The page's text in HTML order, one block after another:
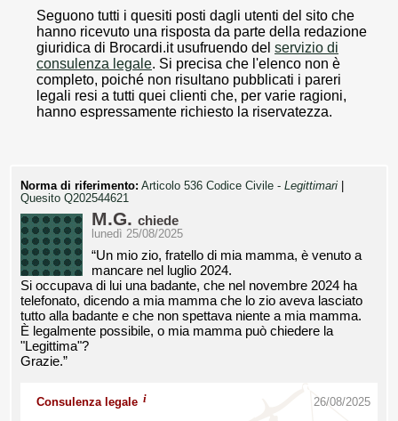
Seguono tutti i quesiti posti dagli utenti del sito che
hanno ricevuto una risposta da parte della redazione
giuridica di Brocardi.it usufruendo del servizio di
consulenza legale. Si precisa che l'elenco non è
completo, poiché non risultano pubblicati i pareri
legali resi a tutti quei clienti che, per varie ragioni,
hanno espressamente richiesto la riservatezza.
Norma di riferimento: Articolo 536 Codice Civile - Legittimari
Quesito Q202544621
M.G. chiede
lunedì 25/08/2025
“Un mio zio, fratello di mia mamma, è venuto a
mancare nel luglio 2024.
Si occupava di lui una badante, che nel novembre 2024 ha
telefonato, dicendo a mia mamma che lo zio aveva lasciato
tutto alla badante e che non spettava niente a mia mamma.
È legalmente possibile, o mia mamma può chiedere la
"Legittima"?
Grazie.”
Consulenza legale i 26/08/2025